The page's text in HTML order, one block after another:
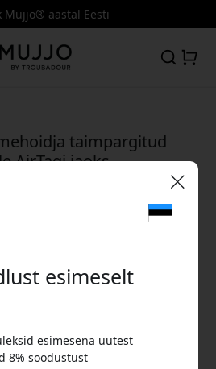
Mujjo® aastal Eesti
taimpargitud
AirTagi jaoks,
- Pronkspunane
esimeselt
esimesena uutest
8% soodustust
sooduskood:
kassas, et saada 8%
allahindlust.